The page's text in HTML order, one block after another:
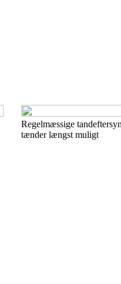
Regelmæssige
tænder længst muligt